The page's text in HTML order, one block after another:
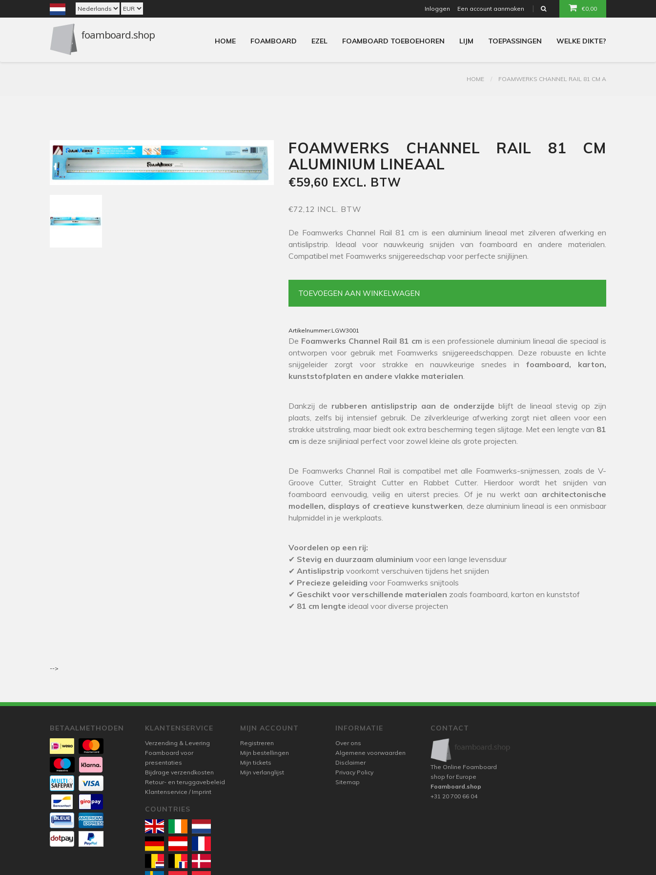
Inloggen Een account aanmaken €0,00
HOME FOAMBOARD EZEL FOAMBOARD TOEBOEHOREN LIJM TOEPASSINGEN WELKE DIKTE?
HOME FOAMWERKS CHANNEL RAIL 81 CM A
FOAMWERKS CHANNEL RAIL 81 CM
ALUMINIUM LINEAAL
€59,60 EXCL. BTW
€72,12 INCL. BTW
De Foamwerks Channel Rail 81 cm is een aluminium lineaal met zilveren afwerking en
antislipstrip. Ideaal voor nauwkeurig snijden van foamboard en andere materialen.
Compatibel met Foamwerks snijgereedschap voor perfecte snijlijnen.
TOEVOEGEN AAN WINKELWAGEN
Artikelnummer:LGW3001
De Foamwerks Channel Rail 81 cm is een professionele aluminium lineaal die speciaal is
ontworpen voor gebruik met Foamwerks snijgereedschappen. Deze robuuste en lichte
snijgeleider zorgt voor strakke en nauwkeurige snedes infoamboard, karton,
kunststofplaten en andere vlakke materialen.
Dankzij de rubberen antislipstrip aan de onderzijde blijft de lineaal stevig op zijn
plaats, zelfs bij intensief gebruik. De zilverkleurige afwerking zorgt niet alleen voor een
strakke uitstraling, maar biedt ook extra bescherming tegen slijtage. Met een lengte van 81
cm is deze snijliniaal perfect voor zowel kleine als grote projecten.
De Foamwerks Channel Rail is compatibel met alle Foamwerks-snijmessen, zoals de V-
Groove Cutter, Straight Cutter en Rabbet Cutter. Hierdoor wordt het snijden van
foamboard eenvoudig, veilig en uiterst precies. Of je nu werkt aan architectonische
modellen, displays of creatieve kunstwerken, deze aluminium lineaal is een onmisbaar
hulpmiddel in je werkplaats.
Voordelen op een rij:
✔ Stevig en duurzaam aluminium voor een lange levensduur
✔ Antislipstrip voorkomt verschuiven tijdens het snijden
✔ Precieze geleiding voor Foamwerks snijtools
✔ Geschikt voor verschillende materialen zoals foamboard, karton en kunststof
✔ 81 cm lengte ideaal voor diverse projecten
-->
BETAALMETHODEN KLANTENSERVICE
Verzending & Levering
Foamboard voor
presentaties
Bijdrage verzendkosten
Retour- en teruggavebeleid
Klantenservice / Imprint
COUNTRIES
MIJN ACCOUNT
Registreren
Mijn bestellingen
Mijn tickets
Mijn verlanglijst
INFORMATIE
Over ons
Algemene voorwaarden
Disclaimer
Privacy Policy
Sitemap
CONTACT
The Online Foamboard
shop for Europe
Foamboard.shop
+31 20 700 66 04